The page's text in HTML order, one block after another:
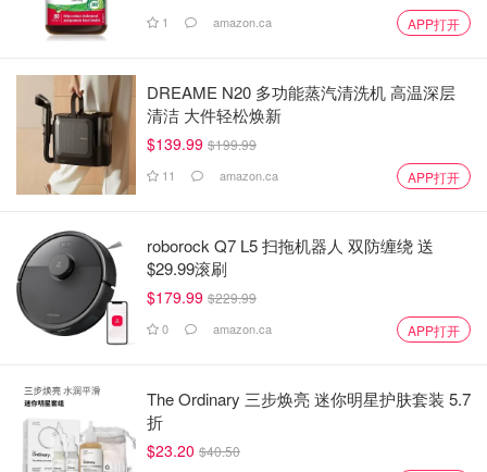
1 amazon.ca APP打开
DREAME N20 多功能蒸汽清洗机 高温深层
清洁 大件轻松焕新
$139.99 $199.99
11 amazon.ca APP打开
roborock Q7 L5 扫拖机器人 双防缠绕 送
$29.99滚刷
$179.99 $229.99
0 amazon.ca APP打开
The Ordinary 三步焕亮 迷你明星护肤套装 5.7
折
$23.20 $40.50